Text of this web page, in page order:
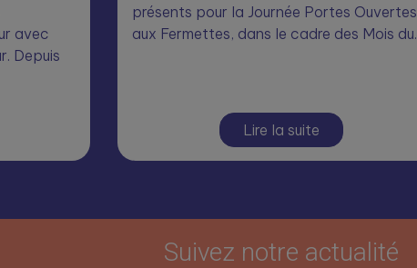
avec
Depuis
présents pour la Journée Portes Ouvertes
aux Fermettes, dans le cadre des Mois
Lire la suite
Suivez notre actualité